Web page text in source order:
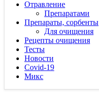
Отравление
Препаратами
Препараты, сорбенты
Для очищения
Рецепты очищения
Тесты
Новости
Covid-19
Микс